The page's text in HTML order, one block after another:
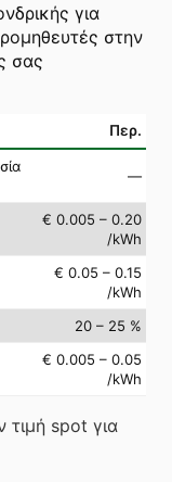
για
στην
σας
Περ.
—
€ 0.005 – 0.20
/kWh
€ 0.05 – 0.15
/kWh
20 – 25 %
€ 0.005 – 0.05
/kWh
spot για